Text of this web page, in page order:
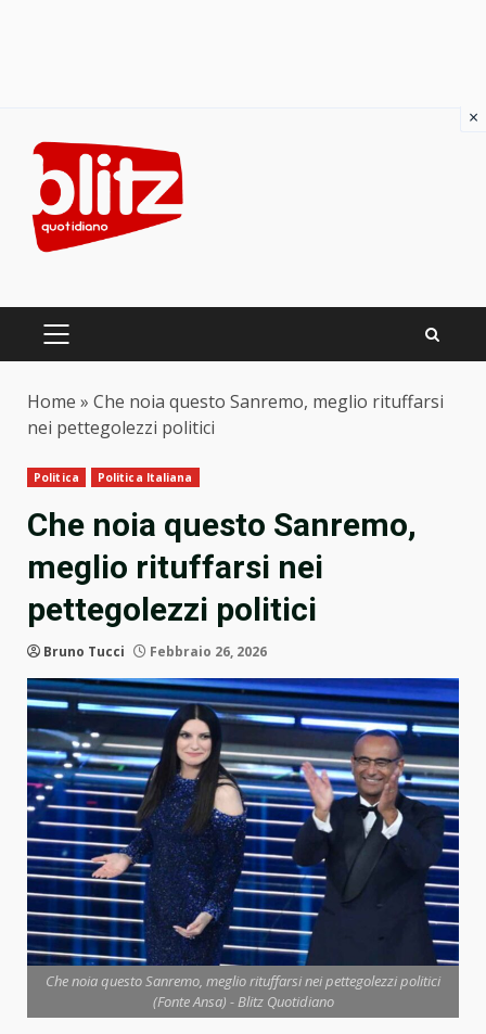
content
PRIMARY
Home » Che noia questo Sanremo, meglio rituffarsi
nei pettegolezzi politici
Politica Politica Italiana
Che noia questo Sanremo,
meglio rituffarsi nei
pettegolezzi politici
Bruno Tucci Febbraio 26, 2026
Che noia questo Sanremo, meglio rituffarsi nei pettegolezzi politici
(Fonte Ansa) - Blitz Quotidiano
×